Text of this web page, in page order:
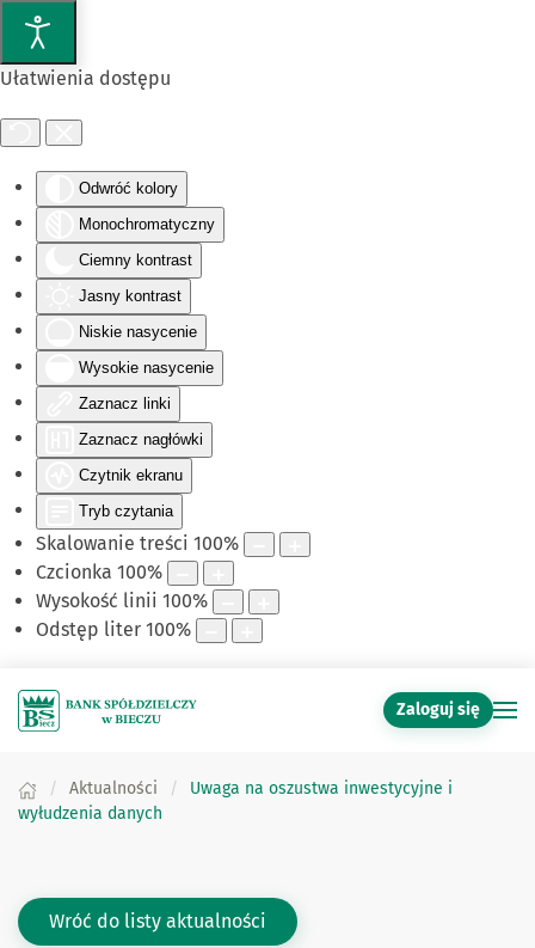
Ułatwienia dostępu
Odwróć kolory
Monochromatyczny
Ciemny kontrast
Jasny kontrast
Niskie nasycenie
Wysokie nasycenie
Zaznacz linki
Zaznacz nagłówki
Czytnik ekranu
Tryb czytania
Skalowanie treści 100%
Czcionka 100%
Wysokość linii 100%
Odstęp liter 100%
Przejdź do głównej treści
Zaloguj się
Aktualności
Uwaga na oszustwa inwestycyjne i
wyłudzenia danych
Wróć do listy aktualności